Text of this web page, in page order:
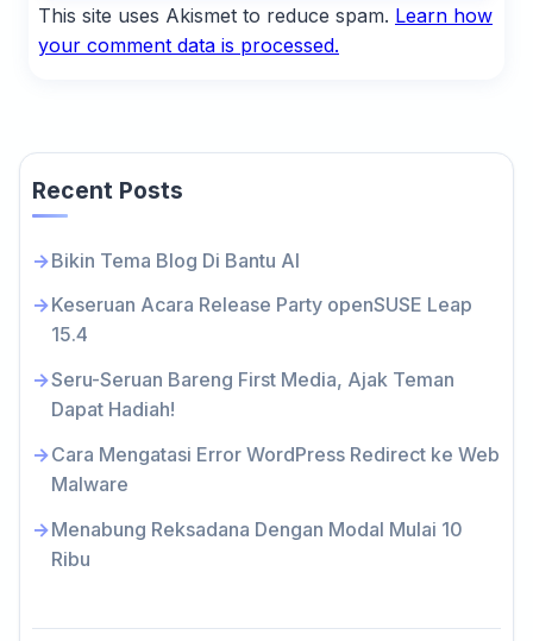
This site uses Akismet to reduce spam. Learn how
your comment data is processed.
Recent Posts
Bikin Tema Blog Di Bantu AI
Keseruan Acara Release Party openSUSE Leap
15.4
Seru-Seruan Bareng First Media, Ajak Teman
Dapat Hadiah!
Cara Mengatasi Error WordPress Redirect ke Web
Malware
Menabung Reksadana Dengan Modal Mulai 10
Ribu